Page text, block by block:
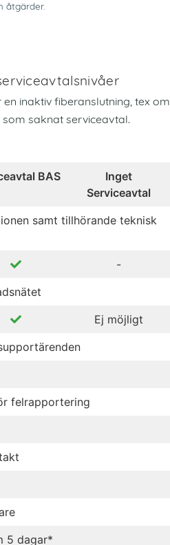
åtgärder.
en inaktiv fiberanslutning, tex om
som saknat serviceavtal.
BAS
Inget
Serviceavtal
samt tillhörande teknisk
-
Ej möjligt
felrapportering
5 dagar*